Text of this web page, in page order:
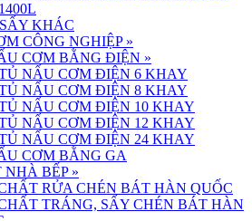
1400L
KHÁC
CÔNG NGHIỆP »
CƠM BẰNG ĐIỆN »
NẤU CƠM ĐIỆN 6 KHAY
NẤU CƠM ĐIỆN 8 KHAY
NẤU CƠM ĐIỆN 10 KHAY
NẤU CƠM ĐIỆN 12 KHAY
NẤU CƠM ĐIỆN 24 KHAY
CƠM BẰNG GA
NHÀ BẾP »
RỬA CHÉN BÁT HÀN QUỐC
TRÁNG, SẤY CHÉN BÁT HÀN